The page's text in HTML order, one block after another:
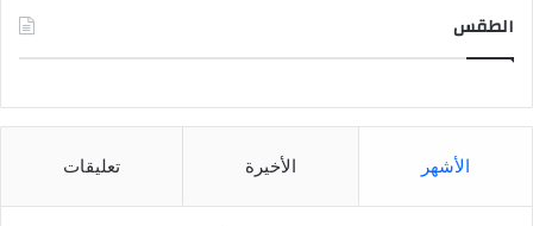
الطقس
الأشهر الأخيرة تعليقات